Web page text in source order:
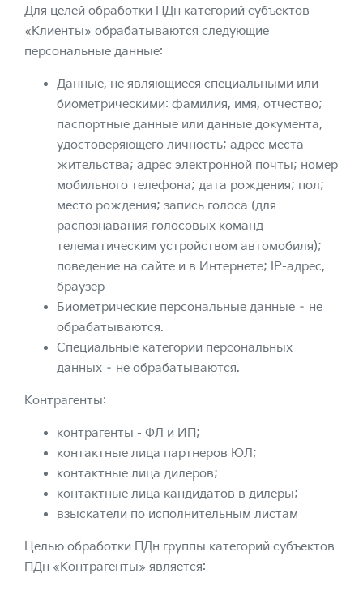
Для целей обработки ПДн категорий субъектов
«Клиенты» обрабатываются следующие
персональные данные:
Данные, не являющиеся специальными или
биометрическими: фамилия, имя, отчество;
паспортные данные или данные документа,
удостоверяющего личность; адрес места
жительства; адрес электронной почты; номер
мобильного телефона; дата рождения; пол;
место рождения; запись голоса (для
распознавания голосовых команд
телематическим устройством автомобиля);
поведение на сайте и в Интернете; IP-адрес,
браузер
Биометрические персональные данные – не
обрабатываются.
Специальные категории персональных
данных – не обрабатываются.
Контрагенты:
контрагенты - ФЛ и ИП;
контактные лица партнеров ЮЛ;
контактные лица дилеров;
контактные лица кандидатов в дилеры;
взыскатели по исполнительным листам
Целью обработки ПДн группы категорий субъектов
ПДн «Контрагенты» является: